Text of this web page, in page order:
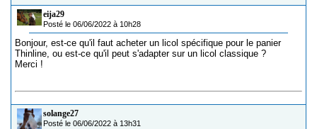
eija29
Posté le 06/06/2022 à 10h28
Bonjour, est-ce qu'il faut acheter un licol spécifique pour le panier
Thinline, ou est-ce qu'il peut s'adapter sur un licol classique ?
Merci !
solange27
Posté le 06/06/2022 à 13h31